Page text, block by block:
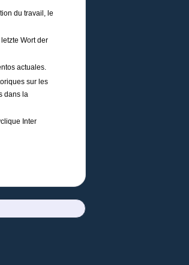
du travail, le
Wort der
actuales.
sur les
dans la
Inter